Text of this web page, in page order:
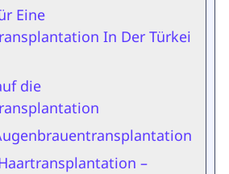
Eine
In Der Türkei
die
–